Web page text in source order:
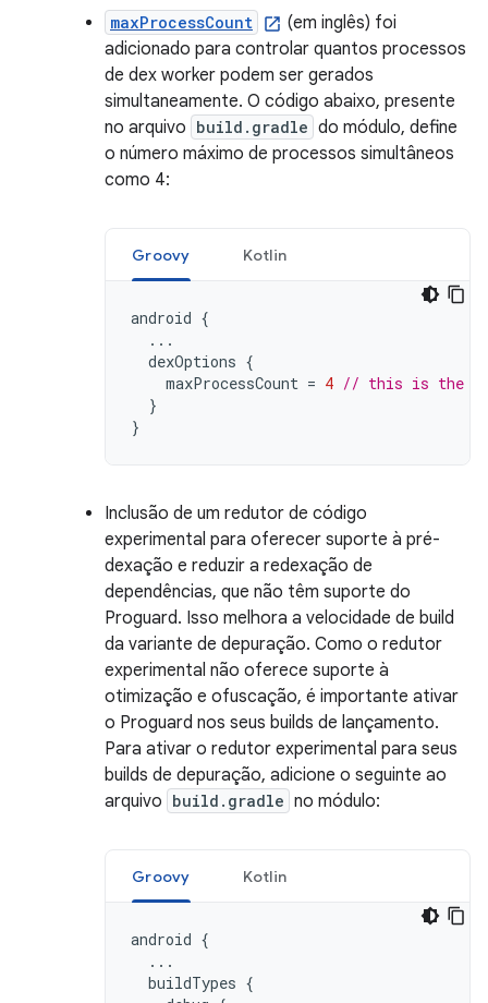
maxProcessCount
(em inglês) foi
adicionado para controlar quantos processos
de dex worker podem ser gerados
simultaneamente. O código abaixo, presente
no arquivo build.gradle do módulo, define
o número máximo de processos simultâneos
como 4:
Groovy Kotlin
android {
...
dexOptions {
maxProcessCount = 4 // this is the
}
}
Inclusão de um redutor de código
experimental para oferecer suporte à pré-
dexação e reduzir a redexação de
dependências, que não têm suporte do
Proguard. Isso melhora a velocidade de build
da variante de depuração. Como o redutor
experimental não oferece suporte à
otimização e ofuscação, é importante ativar
o Proguard nos seus builds de lançamento.
Para ativar o redutor experimental para seus
builds de depuração, adicione o seguinte ao
arquivo build.gradle no módulo:
Groovy Kotlin
android {
...
buildTypes {